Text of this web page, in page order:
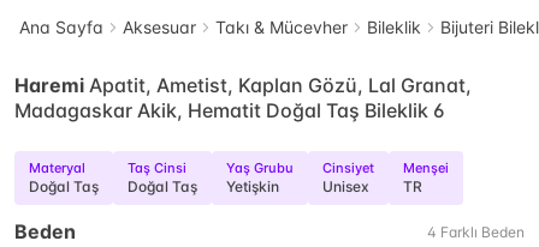
Ana Sayfa Aksesuar Takı & Mücevher Bileklik Bijuteri
Haremi Apatit, Ametist, Kaplan Gözü, Lal Granat,
Madagaskar Akik, Hematit Doğal Taş Bileklik 6
Materyal
Doğal Taş
Taş Cinsi
Doğal Taş
Yaş Grubu
Yetişkin
Cinsiyet
Unisex
Menşei
TR
Beden 4 Farklı Beden